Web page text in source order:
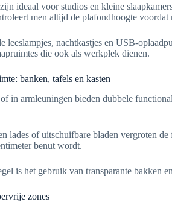
ideaal voor studios en kleine
men altijd de plafondhoogte voordat
leeslampjes, nachtkastjes en USB-
die ook als werkplek dienen.
banken, tafels en kasten
in armleuningen bieden dubbele
lades of uitschuifbare bladen vergroten
benut wordt.
is het gebruik van transparante
zones